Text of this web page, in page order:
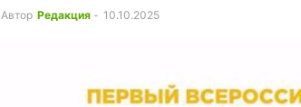
Автор Редакция - 10.10.2025